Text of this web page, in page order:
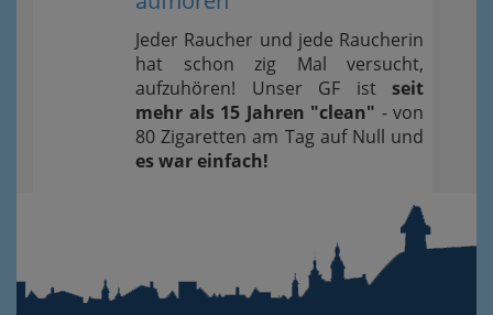
Jeder Raucher und jede Raucherin
hat schon zig Mal versucht,
aufzuhören! Unser GF ist seit
mehr als 15 Jahren "clean" - von
80 Zigaretten am Tag auf Null und
es war einfach!